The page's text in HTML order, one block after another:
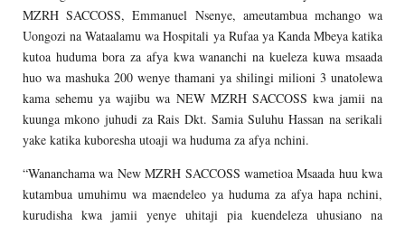
MZRH SACCOSS, Emmanuel Nsenye, ameutambua mchango wa
Uongozi na Wataalamu wa Hospitali ya Rufaa ya Kanda Mbeya katika
kutoa huduma bora za afya kwa wananchi na kueleza kuwa msaada
huo wa mashuka 200 wenye thamani ya shilingi milioni 3 unatolewa
kama sehemu ya wajibu wa NEW MZRH SACCOSS kwa jamii na
kuunga mkono juhudi za Rais Dkt. Samia Suluhu Hassan na serikali
yake katika kuboresha utoaji wa huduma za afya nchini.
“Wananchama wa New MZRH SACCOSS wametioa Msaada huu kwa
kutambua umuhimu wa maendeleo ya huduma za afya hapa nchini,
kurudisha kwa jamii yenye uhitaji pia kuendeleza uhusiano na